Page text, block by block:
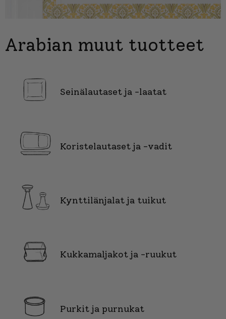
Arabian muut tuotteet
Seinälautaset ja -laatat
Koristelautaset ja -vadit
Kynttilänjalat ja tuikut
Kukkamaljakot ja -ruukut
Purkit ja purnukat